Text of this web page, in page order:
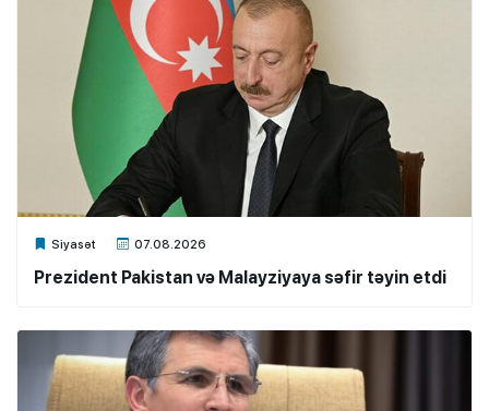
Siyasət 07.08.2026
Xalq.Online
Prezident Pakistan və Malayziyaya səfir təyin etdi